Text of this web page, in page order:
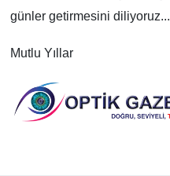
günler getirmesini diliyoruz...
Mutlu Yıllar